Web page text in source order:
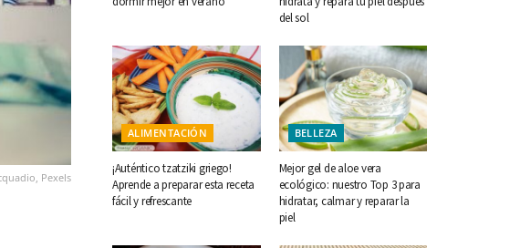
Pexels
del sol
ALIMENTACIÓN
¡Auténtico tzatziki griego!
Aprende a preparar esta receta
fácil y refrescante
BELLEZA
Mejor gel de aloe vera
ecológico: nuestro Top 3 para
hidratar, calmar y reparar la
piel